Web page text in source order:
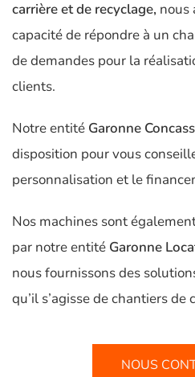
carrière et de recyclage, nous
capacité de répondre à un
de demandes pour la
clients.
Notre entité Garonne
disposition pour vous
personnalisation et le
Nos machines sont
par notre entité Garonne
nous fournissons des
qu’il s’agisse de chantiers
NOUS